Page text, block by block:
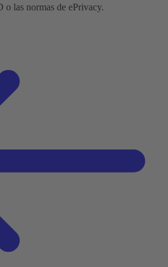
las normas de ePrivacy.